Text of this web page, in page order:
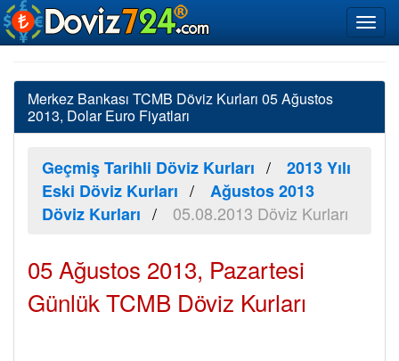
Merkez Bankası TCMB Döviz Kurları 05 Ağustos
2013, Dolar Euro Fiyatları
Geçmiş Tarihli Döviz Kurları
2013 Yılı
Eski Döviz Kurları
Ağustos 2013
Döviz Kurları
05.08.2013 Döviz Kurları
05 Ağustos 2013, Pazartesi
Günlük TCMB Döviz Kurları